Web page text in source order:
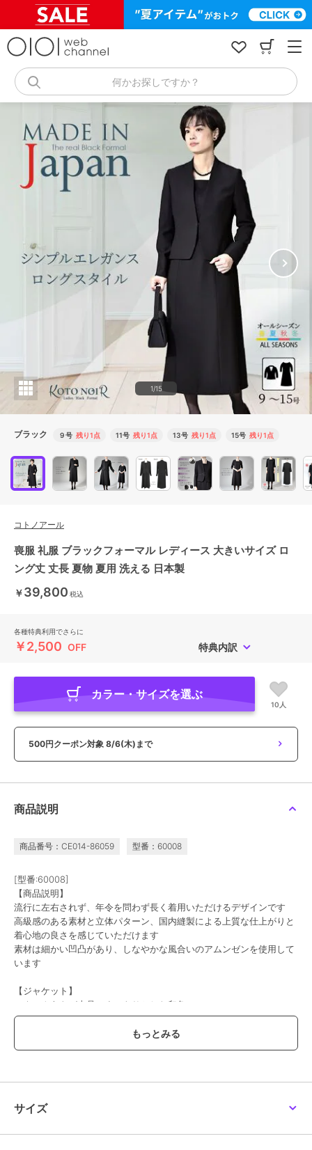
キ
何かお探しですか？
1/15
ブラック ９号 残り1点 11号 残り1点 13号 残り1点 15号 残り1点
コトノアール
喪服 礼服 ブラックフォーマル レディース 大きいサイズ ロ
ング丈 丈長 夏物 夏用 洗える 日本製
￥39,800 税込
各種特典利用でさらに
￥2,500 OFF 特典内訳
カラー・サイズを選ぶ
10人
500円クーポン対象 8/6(木)まで
商品説明
商品番号：CE014-86059 型番：60008
[型番:60008]
【商品説明】
流行に左右されず、年令を問わず長く着用いただけるデザインです
高級感のある素材と立体パターン、国内縫製による上質な仕上がりと
着心地の良さを感じていただけます
素材は細かい凹凸があり、しなやかな風合いのアムンゼンを使用して
います
【ジャケット】
Ｖネックあきが上品ですっきりとした印象
後から前の首に沿う立衿が首元を美しくみせてくれます
袖口はスリット入りで折り返して着用でるので
着こなしの変化が楽しめる仕様になっています
着用できます
長めの着丈がエレガントでお洒落な印象です
サイズ